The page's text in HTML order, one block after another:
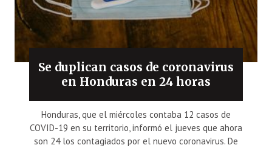
Se duplican casos de coronavirus
en Honduras en 24 horas
Honduras, que el miércoles contaba 12 casos de
COVID-19 en su territorio, informó el jueves que ahora
son 24 los contagiados por el nuevo coronavirus. De